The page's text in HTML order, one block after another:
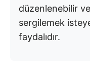
düzenlenebilir
sergilemek
faydalıdır.